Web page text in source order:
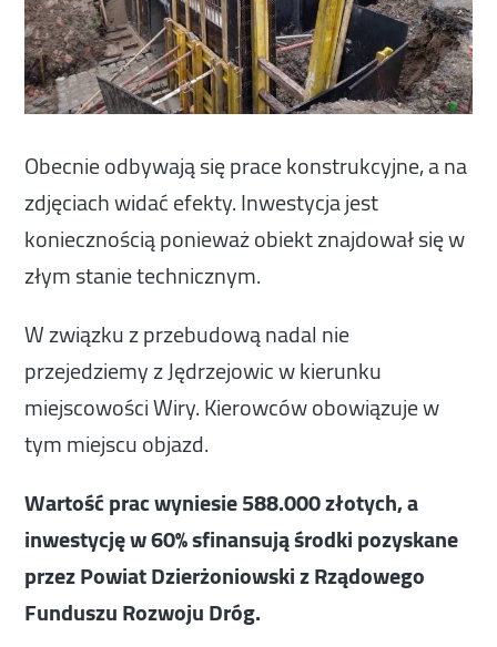
Obecnie odbywają się prace konstrukcyjne, a na
zdjęciach widać efekty. Inwestycja jest
koniecznością ponieważ obiekt znajdował się w
złym stanie technicznym.
W związku z przebudową nadal nie
przejedziemy z Jędrzejowic w kierunku
miejscowości Wiry. Kierowców obowiązuje w
tym miejscu objazd.
Wartość prac wyniesie 588.000 złotych, a
inwestycję w 60% sfinansują środki pozyskane
przez Powiat Dzierżoniowski z Rządowego
Funduszu Rozwoju Dróg.